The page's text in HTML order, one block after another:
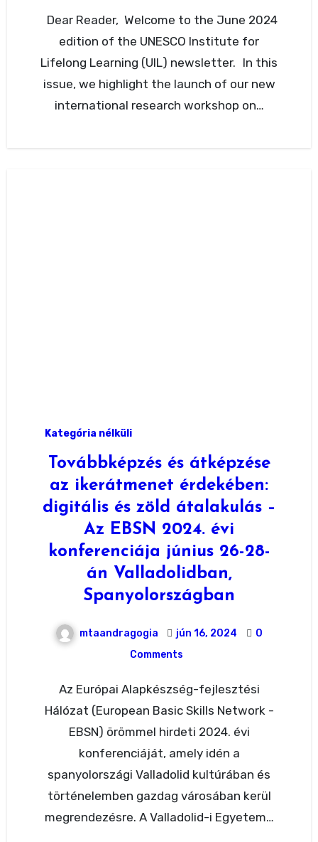
Dear Reader, Welcome to the June 2024
edition of the UNESCO Institute for
Lifelong Learning (UIL) newsletter. In this
issue, we highlight the launch of our new
international research workshop on…
Kategória nélküli
Továbbképzés és átképzése
az ikerátmenet érdekében:
digitális és zöld átalakulás –
Az EBSN 2024. évi
konferenciája június 26-28-
án Valladolidban,
Spanyolországban
mtaandragogia jún 16, 2024
0
Comments
Az Európai Alapkészség-fejlesztési
Hálózat (European Basic Skills Network -
EBSN) örömmel hirdeti 2024. évi
konferenciáját, amely idén a
spanyolországi Valladolid kultúrában és
történelemben gazdag városában kerül
megrendezésre. A Valladolid-i Egyetem…